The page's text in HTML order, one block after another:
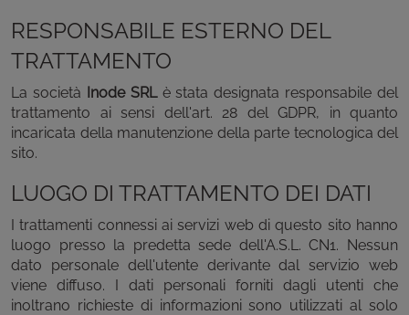
RESPONSABILE ESTERNO DEL
TRATTAMENTO
La società Inode SRLè stata designata responsabile del
trattamento ai sensi dell'art. 28 del GDPR, in quanto
incaricata della manutenzione della parte tecnologica del
sito.
LUOGO DI TRATTAMENTO DEI DATI
I trattamenti connessi ai servizi web di questo sito hanno
luogo presso la predetta sede dell'A.S.L. CN1. Nessun
dato personale dell'utente derivante dal servizio web
viene diffuso. I dati personali forniti dagli utenti che
inoltrano richieste di informazioni sono utilizzati al solo